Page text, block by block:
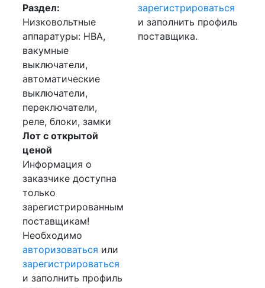
Раздел:
Низковольтные
аппаратуры: НВА,
вакумные
выключатели,
автоматические
выключатели,
переключатели,
реле, блоки, замки
Лот с открытой
ценой
Информация о
заказчике доступна
только
зарегистрированным
поставщикам!
Необходимо
авторизоваться или
зарегистрироваться
и заполнить профиль
зарегистрироваться
и заполнить профиль
поставщика.